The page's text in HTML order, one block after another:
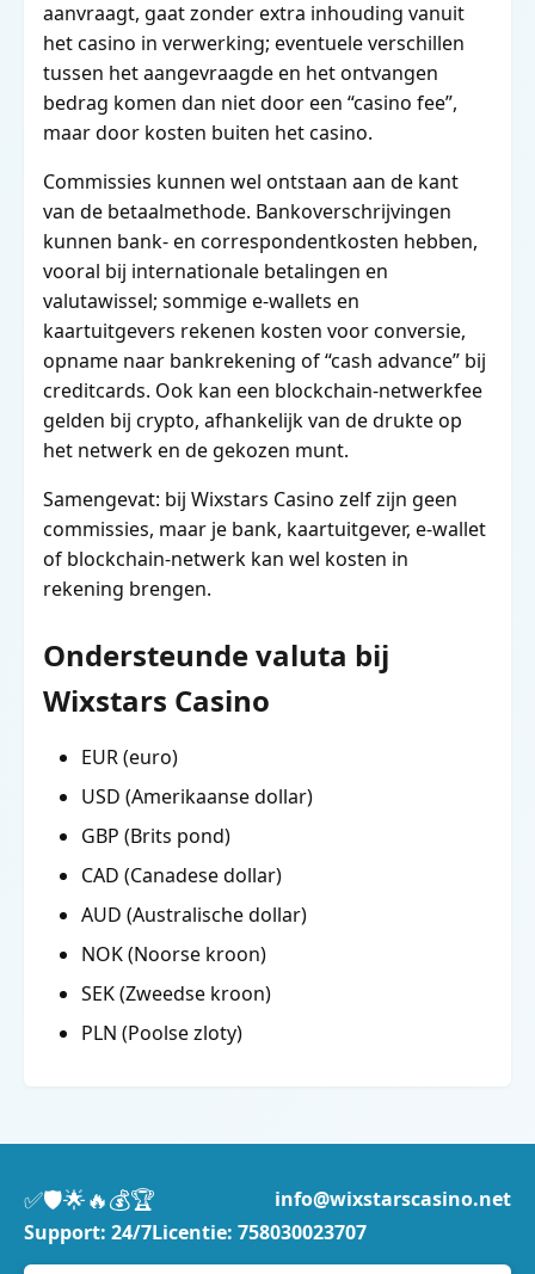
aanvraagt, gaat zonder extra inhouding vanuit
het casino in verwerking; eventuele verschillen
tussen het aangevraagde en het ontvangen
bedrag komen dan niet door een “casino fee”,
maar door kosten buiten het casino.
Commissies kunnen wel ontstaan aan de kant
van de betaalmethode. Bankoverschrijvingen
kunnen bank- en correspondentkosten hebben,
vooral bij internationale betalingen en
valutawissel; sommige e-wallets en
kaartuitgevers rekenen kosten voor conversie,
opname naar bankrekening of “cash advance” bij
creditcards. Ook kan een blockchain-netwerkfee
gelden bij crypto, afhankelijk van de drukte op
het netwerk en de gekozen munt.
Samengevat: bij Wixstars Casino zelf zijn geen
commissies, maar je bank, kaartuitgever, e-wallet
of blockchain-netwerk kan wel kosten in
rekening brengen.
Ondersteunde valuta bij
Wixstars Casino
EUR (euro)
USD (Amerikaanse dollar)
GBP (Brits pond)
CAD (Canadese dollar)
AUD (Australische dollar)
NOK (Noorse kroon)
SEK (Zweedse kroon)
PLN (Poolse zloty)
✅🛡️🌟🔥💰🏆
info@wixstarscasino.net
Support: 24/7Licentie: 758030023707